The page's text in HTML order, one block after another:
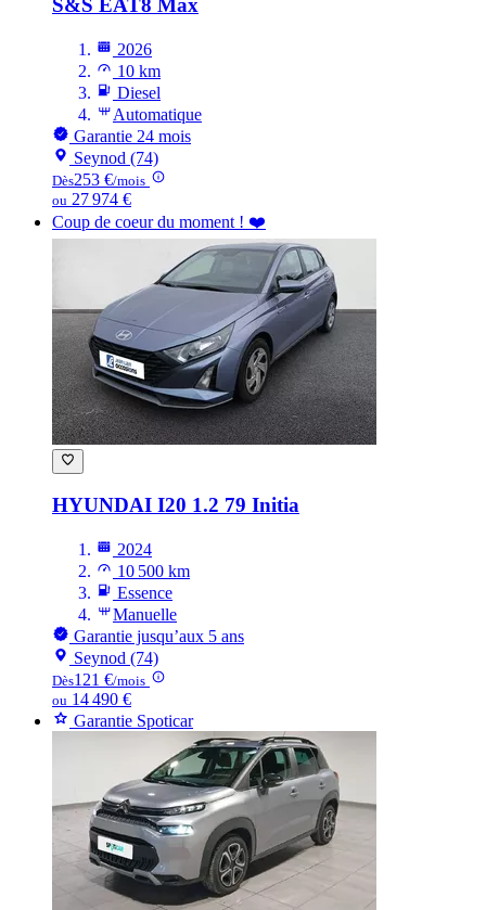
S&S EAT8 Max
2026
10 km
Diesel
Automatique
Garantie 24 mois
Seynod (74)
Dès253 €/mois
ou 27 974 €
Coup de coeur du moment ! ❤️
HYUNDAI I20 1.2 79 Initia
2024
10 500 km
Essence
Manuelle
Garantie jusqu’aux 5 ans
Seynod (74)
Dès121 €/mois
ou 14 490 €
Garantie Spoticar